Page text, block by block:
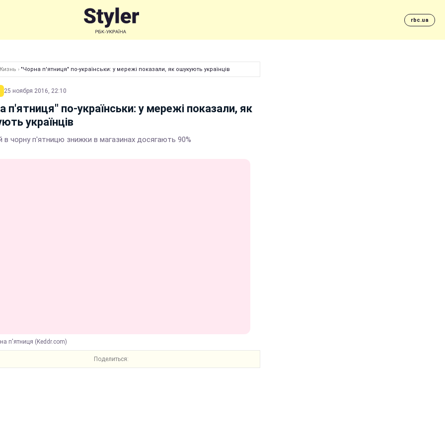
rbc.ua
› "Чорна п'ятниця" по-українськи: у мережі показали, як ошукують українців
25 ноября 2016, 22:10
п'ятниця" по-українськи: у мережі показали, як
українців
в чорну п'ятницю знижки в магазинах досягають 90%
п'ятниця (Keddr.com)
Поделиться: